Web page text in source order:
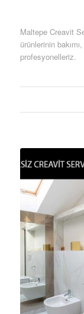
Maltepe Creavit
ürünlerinin
profesyonelleriz.